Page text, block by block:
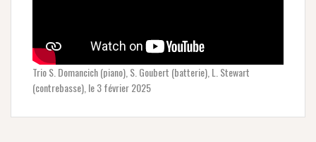
Trio S. Domancich (piano), S. Goubert (batterie), L. Stewart
(contrebasse), le 3 février 2025